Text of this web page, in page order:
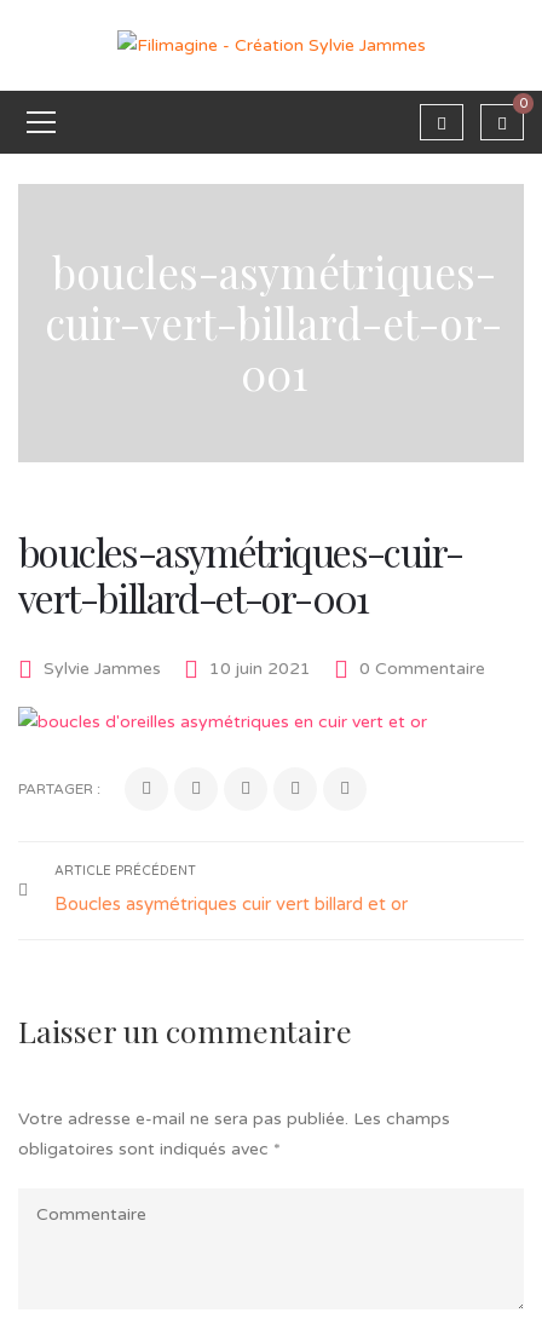
0
boucles-asymétriques-
cuir-vert-billard-et-or-
001
boucles-asymétriques-cuir-
vert-billard-et-or-001
Sylvie Jammes 10 juin 2021 0 Commentaire
PARTAGER :
ARTICLE PRÉCÉDENT
Boucles asymétriques cuir vert billard et or
Laisser un commentaire
Votre adresse e-mail ne sera pas publiée. Les champs
obligatoires sont indiqués avec *